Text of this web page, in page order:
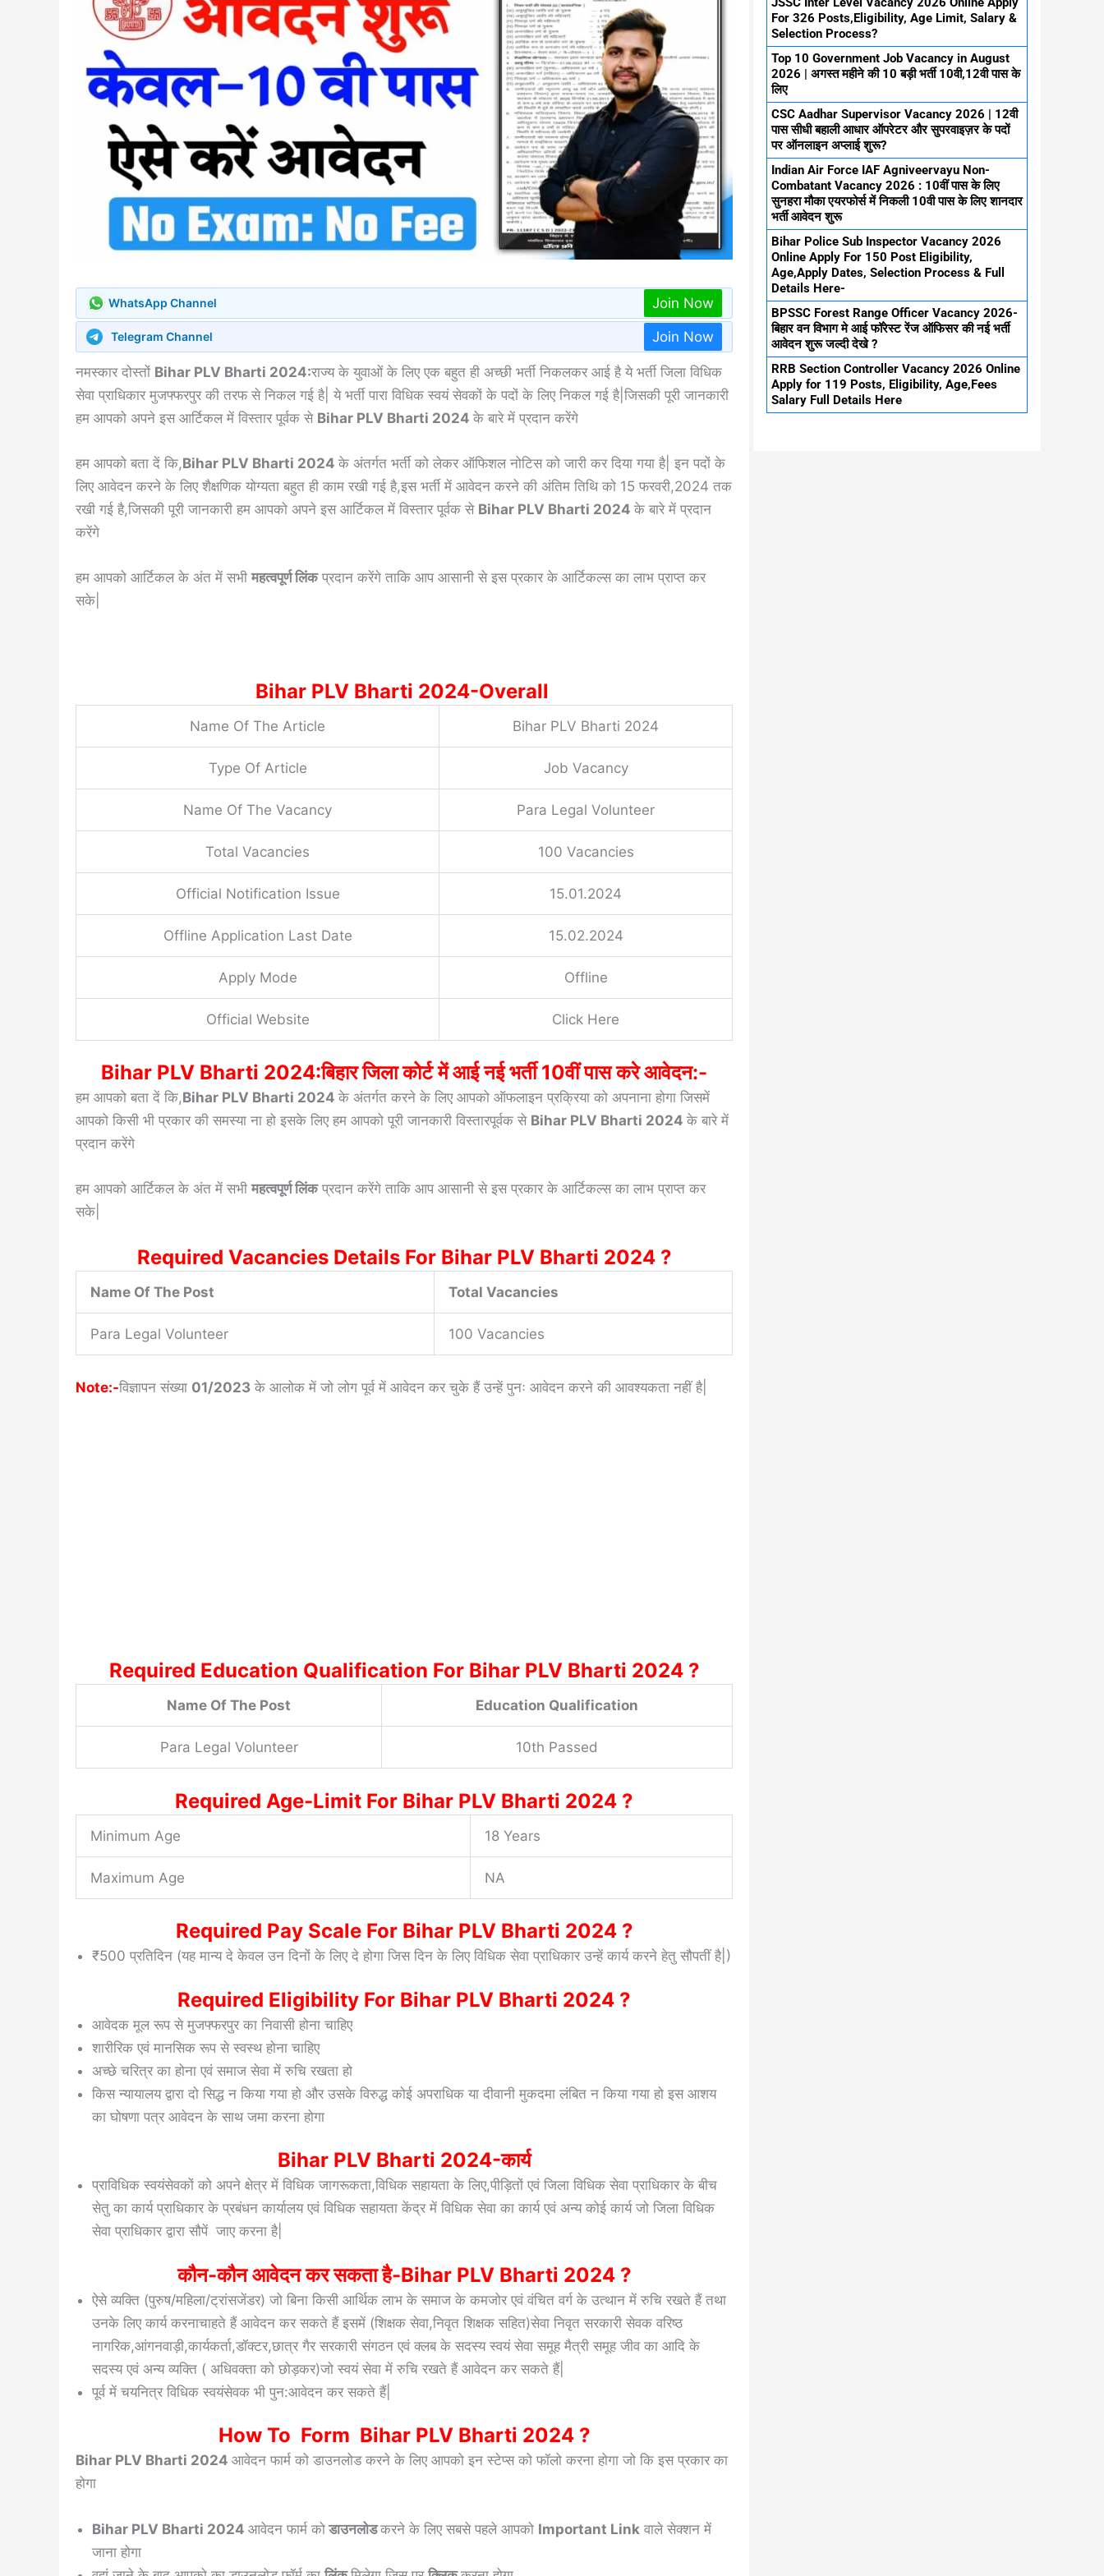
WhatsApp Channel Join Now
Telegram Channel Join Now
नमस्कार दोस्तों Bihar PLV Bharti 2024:राज्य के युवाओं के लिए एक बहुत ही अच्छी भर्ती निकलकर आई है ये भर्ती जिला विधिक
सेवा प्राधिकार मुजफ्फरपुर की तरफ से निकल गई है| ये भर्ती पारा विधिक स्वयं सेवकों के पदों के लिए निकल गई है|जिसकी पूरी जानकारी
हम आपको अपने इस आर्टिकल में विस्तार पूर्वक से Bihar PLV Bharti 2024 के बारे में प्रदान करेंगे
हम आपको बता दें कि,Bihar PLV Bharti 2024 के अंतर्गत भर्ती को लेकर ऑफिशल नोटिस को जारी कर दिया गया है| इन पदों के
लिए आवेदन करने के लिए शैक्षणिक योग्यता बहुत ही काम रखी गई है,इस भर्ती में आवेदन करने की अंतिम तिथि को 15 फरवरी,2024 तक
रखी गई है,जिसकी पूरी जानकारी हम आपको अपने इस आर्टिकल में विस्तार पूर्वक से Bihar PLV Bharti 2024 के बारे में प्रदान
करेंगे
हम आपको आर्टिकल के अंत में सभी महत्वपूर्ण लिंकप्रदान करेंगे ताकि आप आसानी से इस प्रकार के आर्टिकल्स का लाभ प्राप्त कर
सके|
Bihar PLV Bharti 2024-Overall
Name Of The Article Bihar PLV Bharti 2024
Type Of Article Job Vacancy
Name Of The Vacancy Para Legal Volunteer
Total Vacancies 100 Vacancies
Official Notification Issue 15.01.2024
Offline Application Last Date 15.02.2024
Apply Mode Offline
Official Website Click Here
Bihar PLV Bharti 2024:बिहार जिला कोर्ट में आई नई भर्ती 10वीं पास करे आवेदन:-
हम आपको बता दें कि,Bihar PLV Bharti 2024 के अंतर्गत करने के लिए आपको ऑफलाइन प्रक्रिया को अपनाना होगा जिसमें
आपको किसी भी प्रकार की समस्या ना हो इसके लिए हम आपको पूरी जानकारी विस्तारपूर्वक से Bihar PLV Bharti 2024 के बारे में
प्रदान करेंगे
हम आपको आर्टिकल के अंत में सभी महत्वपूर्ण लिंकप्रदान करेंगे ताकि आप आसानी से इस प्रकार के आर्टिकल्स का लाभ प्राप्त कर
सके|
Required Vacancies Details For Bihar PLV Bharti 2024 ?
Name Of The Post Total Vacancies
Para Legal Volunteer 100 Vacancies
Note:-विज्ञापन संख्या 01/2023 के आलोक में जो लोग पूर्व में आवेदन कर चुके हैं उन्हें पुनः आवेदन करने की आवश्यकता नहीं है|
Required Education Qualification For Bihar PLV Bharti 2024 ?
Name Of The Post Education Qualification
Para Legal Volunteer 10th Passed
Required Age-Limit For Bihar PLV Bharti 2024 ?
Minimum Age 18 Years
Maximum Age NA
Required Pay Scale For Bihar PLV Bharti 2024 ?
₹500 प्रतिदिन (यह मान्य दे केवल उन दिनों के लिए दे होगा जिस दिन के लिए विधिक सेवा प्राधिकार उन्हें कार्य करने हेतु सौपतीं है|)
Required Eligibility For Bihar PLV Bharti 2024 ?
आवेदक मूल रूप से मुजफ्फरपुर का निवासी होना चाहिए
शारीरिक एवं मानसिक रूप से स्वस्थ होना चाहिए
अच्छे चरित्र का होना एवं समाज सेवा में रुचि रखता हो
किस न्यायालय द्वारा दो सिद्ध न किया गया हो और उसके विरुद्ध कोई अपराधिक या दीवानी मुकदमा लंबित न किया गया हो इस आशय
का घोषणा पत्र आवेदन के साथ जमा करना होगा
Bihar PLV Bharti 2024-कार्य
प्राविधिक स्वयंसेवकों को अपने क्षेत्र में विधिक जागरूकता,विधिक सहायता के लिए,पीड़ितों एवं जिला विधिक सेवा प्राधिकार के बीच
सेतु का कार्य प्राधिकार के प्रबंधन कार्यालय एवं विधिक सहायता केंद्र में विधिक सेवा का कार्य एवं अन्य कोई कार्य जो जिला विधिक
सेवा प्राधिकार द्वारा सौपें जाए करना है|
कौन-कौन आवेदन कर सकता है-Bihar PLV Bharti 2024 ?
ऐसे व्यक्ति (पुरुष/महिला/ट्रांसजेंडर) जो बिना किसी आर्थिक लाभ के समाज के कमजोर एवं वंचित वर्ग के उत्थान में रुचि रखते हैं तथा
उनके लिए कार्य करनाचाहते हैं आवेदन कर सकते हैं इसमें (शिक्षक सेवा,निवृत शिक्षक सहित)सेवा निवृत सरकारी सेवक वरिष्ठ
नागरिक,आंगनवाड़ी,कार्यकर्ता,डॉक्टर,छात्र गैर सरकारी संगठन एवं क्लब के सदस्य स्वयं सेवा समूह मैत्री समूह जीव का आदि के
सदस्य एवं अन्य व्यक्ति ( अधिवक्ता को छोड़कर)जो स्वयं सेवा में रुचि रखते हैं आवेदन कर सकते हैं|
पूर्व में चयनित्र विधिक स्वयंसेवक भी पुन:आवेदन कर सकते हैं|
How To Form Bihar PLV Bharti 2024 ?
Bihar PLV Bharti 2024 आवेदन फार्म को डाउनलोड करने के लिए आपको इन स्टेप्स को फॉलो करना होगा जो कि इस प्रकार का
होगा
Bihar PLV Bharti 2024 आवेदन फार्म को डाउनलोडकरने के लिए सबसे पहले आपको Important Link वाले सेक्शन में
जाना होगा
For 326 Posts,Eligibility, Age Limit, Salary &
Selection Process?
Top 10 Government Job Vacancy in August
2026 | अगस्त महीने की 10 बड़ी भर्ती 10वी,12वी पास के
लिए
CSC Aadhar Supervisor Vacancy 2026 | 12वी
पास सीधी बहाली आधार ऑपरेटर और सुपरवाइज़र के पदों
पर ऑनलाइन अप्लाई शुरू?
Indian Air Force IAF Agniveervayu Non-
Combatant Vacancy 2026 : 10वीं पास के लिए
सुनहरा मौका एयरफोर्स में निकली 10वी पास के लिए शानदार
भर्ती आवेदन शुरू
Bihar Police Sub Inspector Vacancy 2026
Online Apply For 150 Post Eligibility,
Age,Apply Dates, Selection Process & Full
Details Here-
BPSSC Forest Range Officer Vacancy 2026-
बिहार वन विभाग मे आई फॉरेस्ट रेंज ऑफिसर की नई भर्ती
आवेदन शुरू जल्दी देखे ?
RRB Section Controller Vacancy 2026 Online
Apply for 119 Posts, Eligibility, Age,Fees
Salary Full Details Here